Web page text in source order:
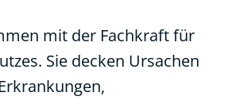
mit der Fachkraft für
Sie decken Ursachen